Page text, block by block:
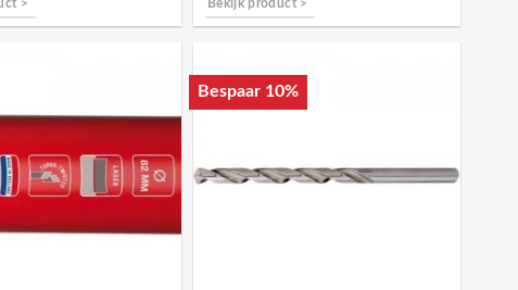
> Bekijk product >
Bespaar 10%